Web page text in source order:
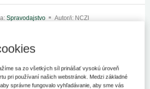
Spravodajstvo Autor/i: NCZI
publikáciu Zdravotnícka ročenka
a zdravotný stav obyvateľstva na
informácie sú prezentované v textovej,
forme.
sa zo všetkých síl prinášať vysokú úroveň
pri používaní našich webstránok. Medzi základné
správne fungovalo vyhľadávanie, aby sme vás